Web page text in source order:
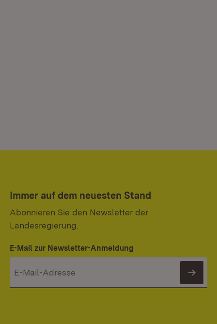
Immer auf dem neuesten Stand
Abonnieren Sie den Newsletter der
Landesregierung.
E-Mail zur Newsletter-Anmeldung